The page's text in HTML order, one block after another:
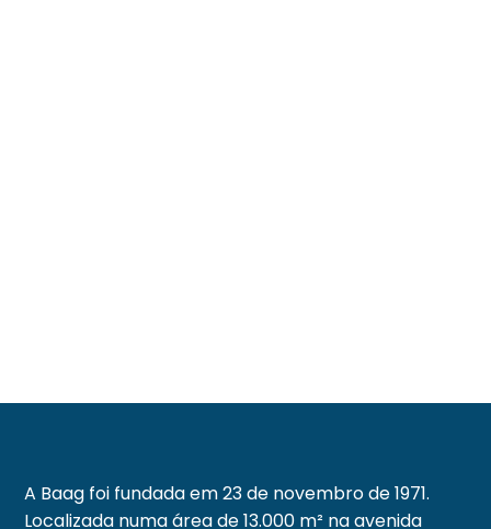
A Baag foi fundada em 23 de novembro de 1971.
Localizada numa área de 13.000 m² na avenida